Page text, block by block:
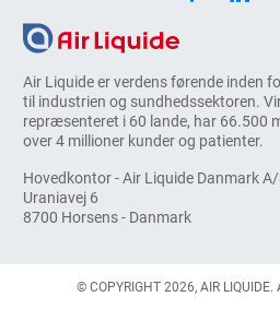
Air Liquide er verdens førende inden
til industrien og sundhedssektoren.
repræsenteret i 60 lande, har 66.500
over 4 millioner kunder og patienter.
Hovedkontor - Air Liquide Danmark
Uraniavej 6
8700 Horsens - Danmark
© COPYRIGHT 2026, AIR LIQUIDE.